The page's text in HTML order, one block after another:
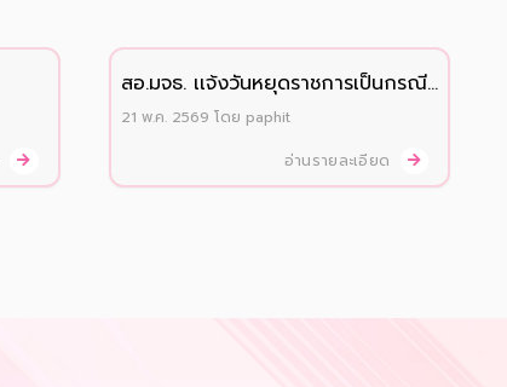
สอ.มจธ. เเจ้งวันหยุดราชการเป็นกรณี
พิเศษ ประจำปี 2569 (เพิ่มเติม)
21 พ.ค. 2569 โดย paphit
อ่านรายละเอียด